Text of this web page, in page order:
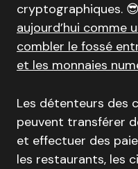
cryptographiques. 😎
aujourd’hui comme
combler le fossé
et les monnaies
Les détenteurs des
peuvent transférer
et effectuer des
les restaurants, les